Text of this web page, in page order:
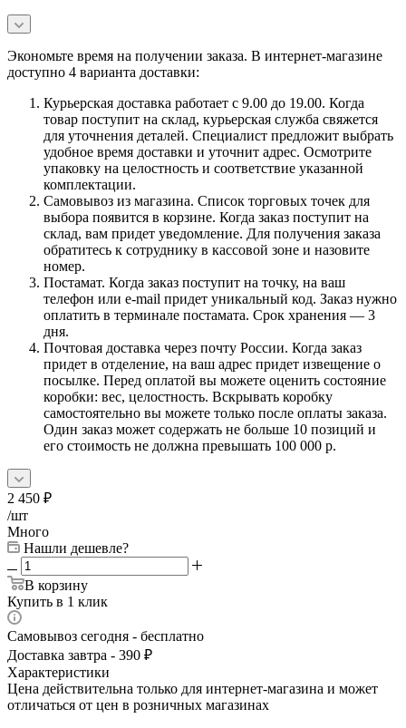
Экономьте время на получении заказа. В интернет-магазине
доступно 4 варианта доставки:
Курьерская доставка работает с 9.00 до 19.00. Когда
товар поступит на склад, курьерская служба свяжется
для уточнения деталей. Специалист предложит выбрать
удобное время доставки и уточнит адрес. Осмотрите
упаковку на целостность и соответствие указанной
комплектации.
Самовывоз из магазина. Список торговых точек для
выбора появится в корзине. Когда заказ поступит на
склад, вам придет уведомление. Для получения заказа
обратитесь к сотруднику в кассовой зоне и назовите
номер.
Постамат. Когда заказ поступит на точку, на ваш
телефон или e-mail придет уникальный код. Заказ нужно
оплатить в терминале постамата. Срок хранения — 3
дня.
Почтовая доставка через почту России. Когда заказ
придет в отделение, на ваш адрес придет извещение о
посылке. Перед оплатой вы можете оценить состояние
коробки: вес, целостность. Вскрывать коробку
самостоятельно вы можете только после оплаты заказа.
Один заказ может содержать не больше 10 позиций и
его стоимость не должна превышать 100 000 р.
2 450 ₽
/шт
Много
Нашли дешевле?
В корзину
Купить в 1 клик
Самовывоз сегодня - бесплатно
Доставка завтра - 390 ₽
Характеристики
Цена действительна только для интернет-магазина и может
отличаться от цен в розничных магазинах